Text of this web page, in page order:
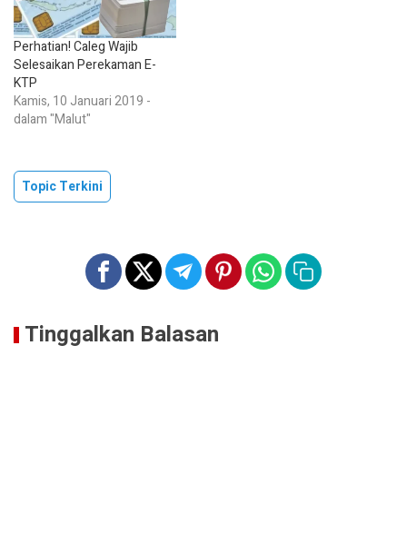
Perhatian! Caleg Wajib
Selesaikan Perekaman E-
KTP
Kamis, 10 Januari 2019 -
dalam "Malut"
Topic Terkini
Tinggalkan Balasan